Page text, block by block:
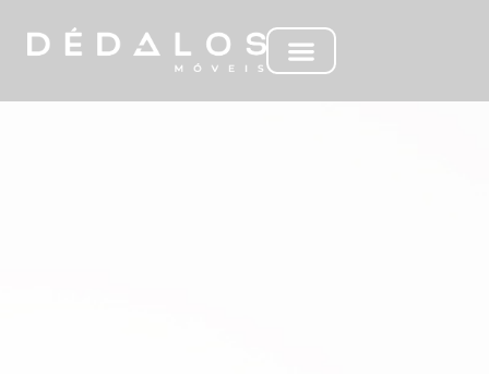
MC ELETRO